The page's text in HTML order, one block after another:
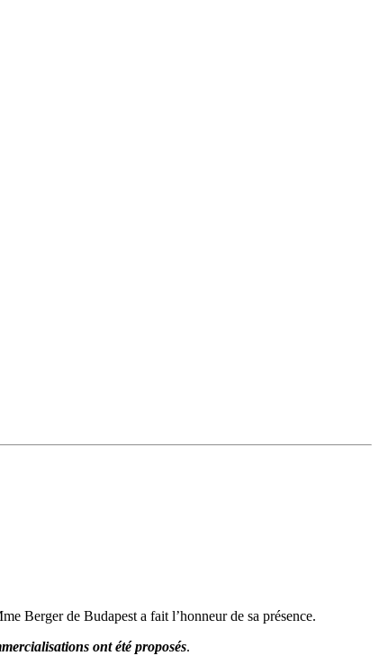
Berger de Budapest a fait l’honneur de sa présence.
ont été proposés.